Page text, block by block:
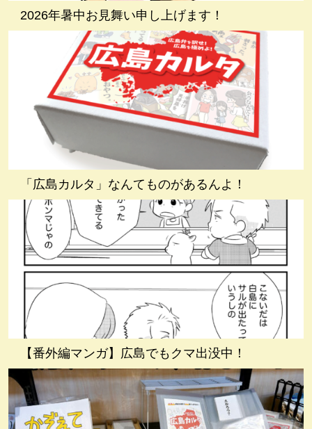
2026年暑中お見舞い申し上げます！
「広島カルタ」なんてものがあるんよ！
【番外編マンガ】広島でもクマ出没中！